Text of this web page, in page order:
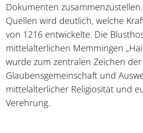
Dokumenten
Quellen wird deutlich, welche
von 1216 entwickelte. Die
mittelalterlichen Memmingen
wurde zum zentralen Zeichen
Glaubensgemeinschaft und
mittelalterlicher Religiosität und
Verehrung.